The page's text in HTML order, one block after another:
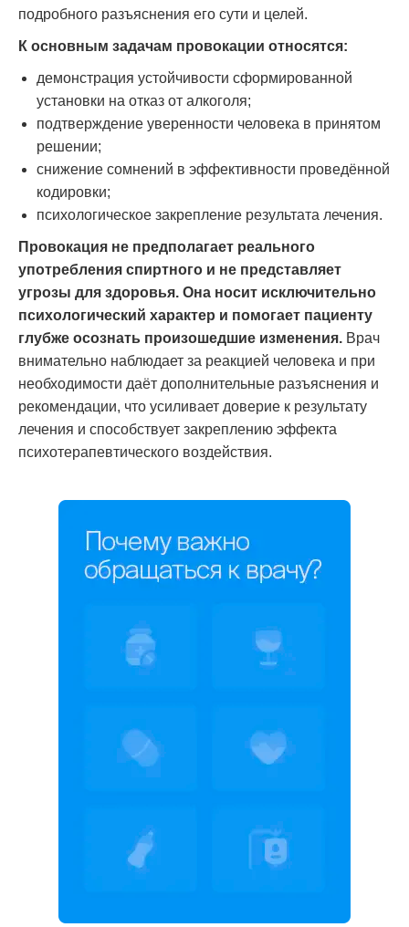
подробного разъяснения его сути и целей.
К основным задачам провокации относятся:
демонстрация устойчивости сформированной
установки на отказ от алкоголя;
подтверждение уверенности человека в принятом
решении;
снижение сомнений в эффективности проведённой
кодировки;
психологическое закрепление результата лечения.
Провокация не предполагает реального
употребления спиртного и не представляет
угрозы для здоровья. Она носит исключительно
психологический характер и помогает пациенту
глубже осознать произошедшие изменения. Врач
внимательно наблюдает за реакцией человека и при
необходимости даёт дополнительные разъяснения и
рекомендации, что усиливает доверие к результату
лечения и способствует закреплению эффекта
психотерапевтического воздействия.